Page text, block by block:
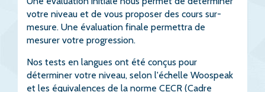
votre niveau et de vous proposer des cours sur-
mesure. Une évaluation finale permettra de
mesurer votre progression.
Nos tests en langues ont été conçus pour
déterminer votre niveau, selon l'échelle Woospeak
et les équivalences de la norme CECR (Cadre